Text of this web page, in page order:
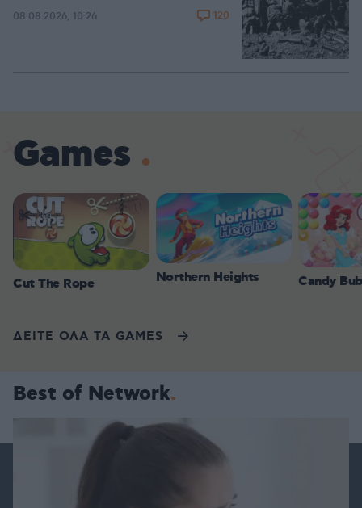
08.08.2026, 10:26 120
Games
Cut The Rope Northern Heights Candy
ΔΕΙΤΕ ΟΛΑ ΤΑ GAMES
Best of Network